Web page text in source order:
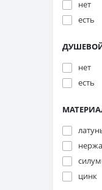
нет
есть
нет
есть
цинк